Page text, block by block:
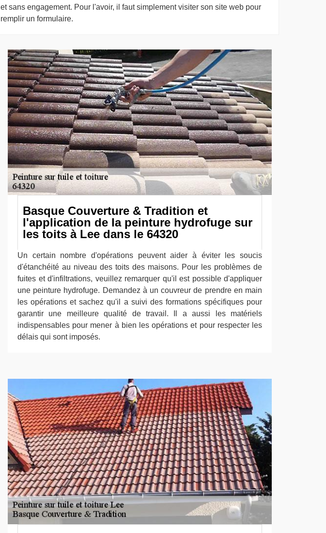
et sans engagement. Pour l'avoir, il faut simplement visiter son site web pour
remplir un formulaire.
Basque Couverture & Tradition et
l'application de la peinture hydrofuge sur
les toits à Lee dans le 64320
Un certain nombre d'opérations peuvent aider à éviter les soucis
d'étanchéité au niveau des toits des maisons. Pour les problèmes de
fuites et d'infiltrations, veuillez remarquer qu'il est possible d'appliquer
une peinture hydrofuge. Demandez à un couvreur de prendre en main
les opérations et sachez qu'il a suivi des formations spécifiques pour
garantir une meilleure qualité de travail. Il a aussi les matériels
indispensables pour mener à bien les opérations et pour respecter les
délais qui sont imposés.